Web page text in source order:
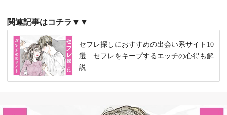
関連記事はコチラ▼▼
セフレ探しにおすすめの出会い系サイト10
選 セフレをキープするエッチの心得も解
説